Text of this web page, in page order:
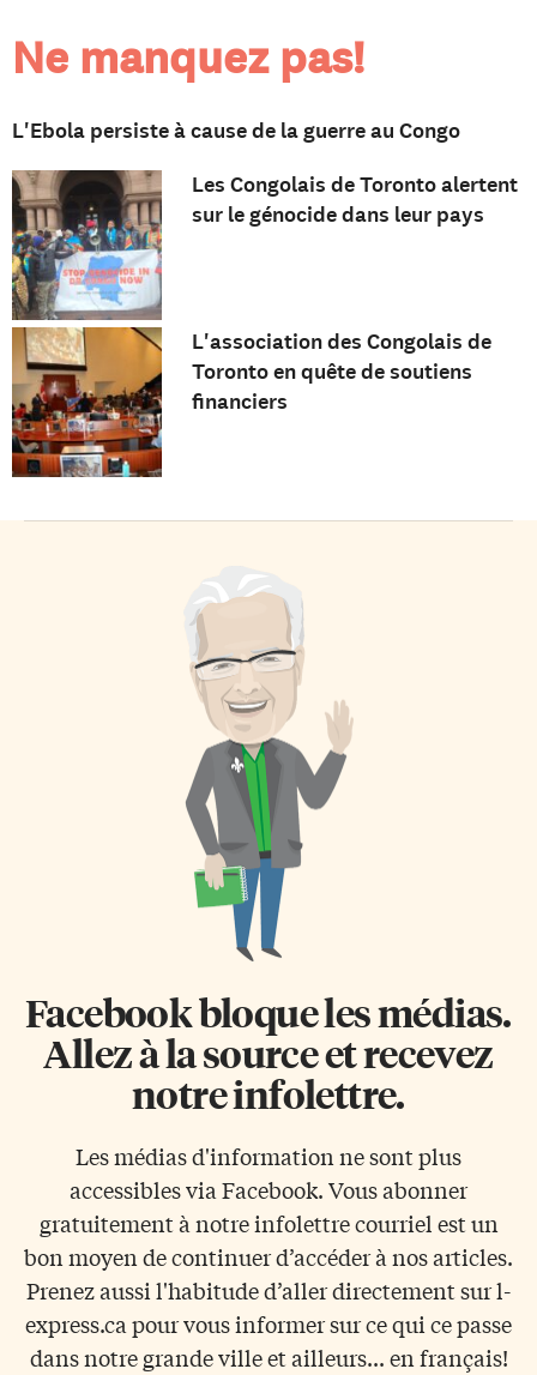
Ne manquez pas!
L'Ebola persiste à cause de la guerre au Congo
Les Congolais de Toronto alertent
sur le génocide dans leur pays
L'association des Congolais de
Toronto en quête de soutiens
financiers
Facebook bloque les médias.
Allez à la source et recevez
notre infolettre.
Les médias d'information ne sont plus
accessibles via Facebook. Vous abonner
gratuitement à notre infolettre courriel est un
bon moyen de continuer d’accéder à nos articles.
Prenez aussi l'habitude d’aller directement sur l-
express.ca pour vous informer sur ce qui ce passe
dans notre grande ville et ailleurs... en français!